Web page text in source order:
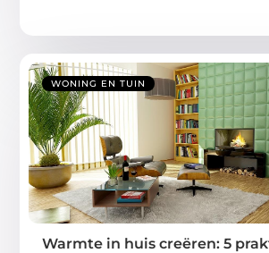
WONING EN TUIN
Warmte in huis creëren: 5